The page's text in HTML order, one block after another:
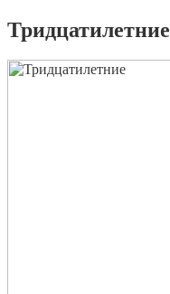
Тридцатилетние